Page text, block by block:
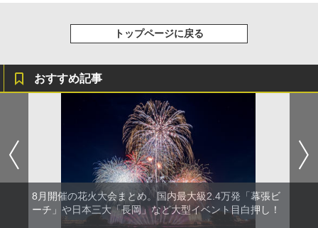
トップページに戻る
おすすめ記事
8月開催の花火大会まとめ。国内最大級2.4万発「幕張ビ
ーチ」や日本三大「長岡」など大型イベント目白押し！